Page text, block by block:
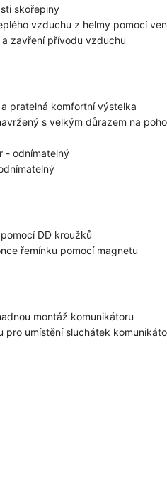
skořepiny
vzduchu z helmy pomocí
zavření přívodu vzduchu
pratelná komfortní výstelka
s velkým důrazem na
- odnímatelný
DD kroužků
řemínku pomocí magnetu
montáž komunikátoru
pro umístění sluchátek